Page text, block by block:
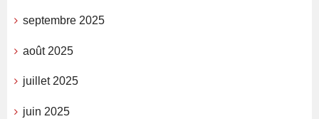
septembre 2025
août 2025
juillet 2025
juin 2025